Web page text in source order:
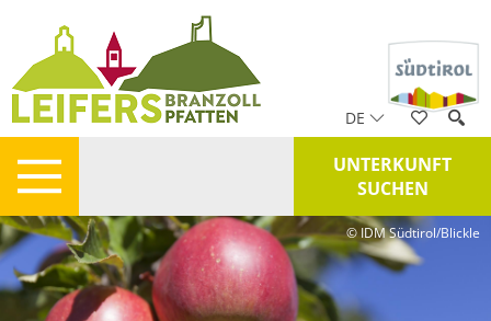
DE
UNTERKUNFT
SUCHEN
© IDM Südtirol/Blickle